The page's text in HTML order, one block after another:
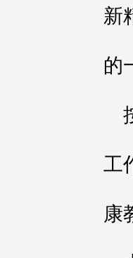
新
的
工
康